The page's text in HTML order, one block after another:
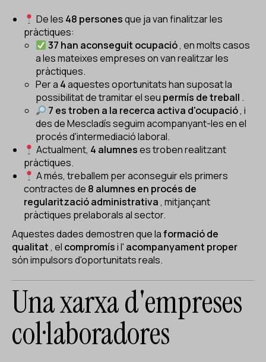
De les 48 personesque ja van finalitzar les
pràctiques:
37 han aconseguit ocupació, en molts casos
a les mateixes empreses on van realitzar les
pràctiques.
Per a 4aquestes oportunitats han suposat la
possibilitat de tramitar el seu permís de treball .
7 es troben a la recerca activa d'ocupació, i
des de Mescladís seguim acompanyant-les en el
procés d'intermediació laboral.
Actualment, 4 alumneses troben realitzant
pràctiques.
A més, treballem per aconseguir els primers
contractes de 8 alumnes en procés de
regularització administrativa, mitjançant
pràctiques prelaborals al sector.
Aquestes dades demostren que laformació de
qualitat, el compromísi l' acompanyament proper
són impulsors d'oportunitats reals.
Una xarxa d'empreses
col·laboradores